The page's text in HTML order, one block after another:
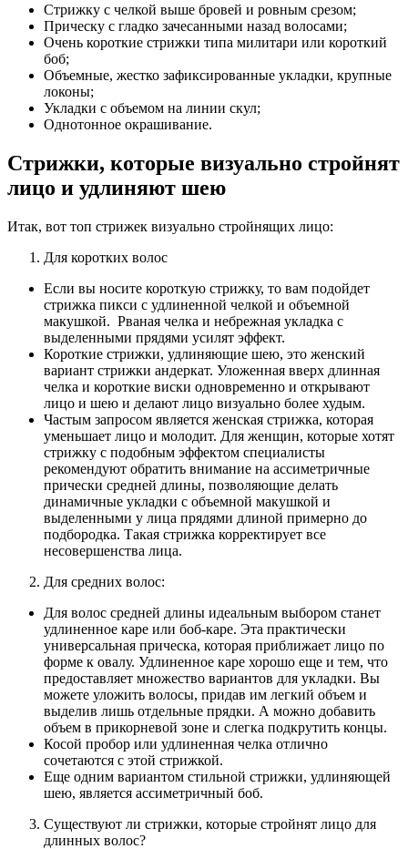
Стрижку с челкой выше бровей и ровным срезом;
Прическу с гладко зачесанными назад волосами;
Очень короткие стрижки типа милитари или короткий
боб;
Объемные, жестко зафиксированные укладки, крупные
локоны;
Укладки с объемом на линии скул;
Однотонное окрашивание.
Стрижки, которые визуально стройнят
лицо и удлиняют шею
Итак, вот топ стрижек визуально стройнящих лицо:
Для коротких волос
Если вы носите короткую стрижку, то вам подойдет
стрижка пикси с удлиненной челкой и объемной
макушкой. Рваная челка и небрежная укладка с
выделенными прядями усилят эффект.
Короткие стрижки, удлиняющие шею, это женский
вариант стрижки андеркат. Уложенная вверх длинная
челка и короткие виски одновременно и открывают
лицо и шею и делают лицо визуально более худым.
Частым запросом является женская стрижка, которая
уменьшает лицо и молодит. Для женщин, которые хотят
стрижку с подобным эффектом специалисты
рекомендуют обратить внимание на ассиметричные
прически средней длины, позволяющие делать
динамичные укладки с объемной макушкой и
выделенными у лица прядями длиной примерно до
подбородка. Такая стрижка корректирует все
несовершенства лица.
Для средних волос:
Для волос средней длины идеальным выбором станет
удлиненное каре или боб-каре. Эта практически
универсальная прическа, которая приближает лицо по
форме к овалу. Удлиненное каре хорошо еще и тем, что
предоставляет множество вариантов для укладки. Вы
можете уложить волосы, придав им легкий объем и
выделив лишь отдельные прядки. А можно добавить
объем в прикорневой зоне и слегка подкрутить концы.
Косой пробор или удлиненная челка отлично
сочетаются с этой стрижкой.
Еще одним вариантом стильной стрижки, удлиняющей
шею, является ассиметричный боб.
Существуют ли стрижки, которые стройнят лицо для
длинных волос?